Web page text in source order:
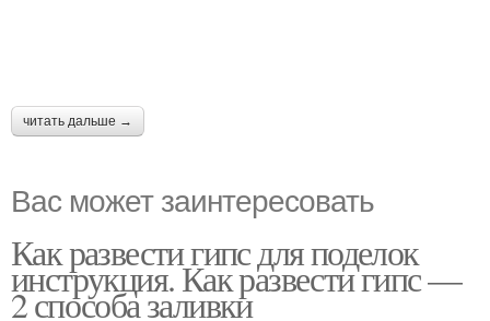
читать дальше →
Вас может заинтересовать
Как развести гипс для поделок
инструкция. Как развести гипс —
2 способа заливки